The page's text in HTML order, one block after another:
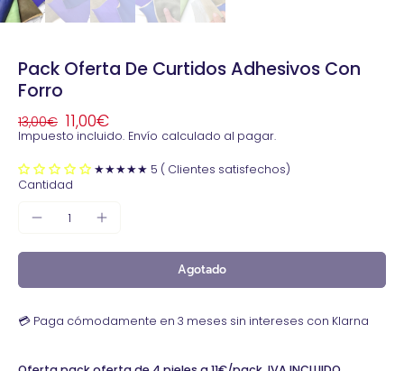
Pack Oferta De Curtidos Adhesivos Con
Forro
13,00€ 11,00€
Impuesto incluido. Envío calculado al pagar.
★★★★★ 5 ( Clientes satisfechos)
Cantidad
Agotado
💳 Paga cómodamente en 3 meses sin intereses con Klarna